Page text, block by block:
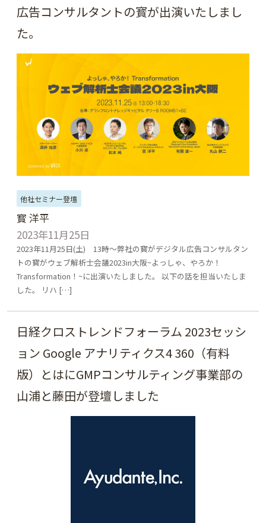
広告コンサルタントの寳が出演いたしまし
た。
他社セミナー登壇
寳 洋平
2023年11月25日
2023年11月25日(土) 13時～弊社の寳がデジタル広告コンサルタン
トの寳がウェブ解析士会議2023in大阪~よっしゃ、やろか！
Transformation！~に出演いたしました。 以下の話を担当いたしま
した。 リハ […]
日経クロストレンドフォーラム 2023セッシ
ョン Google アナリティクス4 360（有料
版）とはにGMPコンサルティング事業部の
山浦と藤田が登壇しました